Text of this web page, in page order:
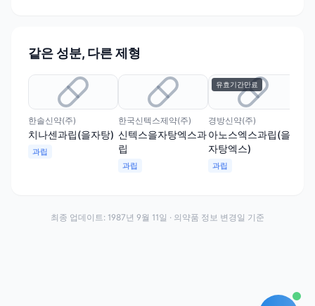
같은 성분, 다른 제형
한솔신약(주)
치나센과립(을자탕)
과립
한국신텍스제약(주)
신텍스을자탕엑스과
립
과립
유효기간만료
경방신약(주)
아노스엑스과립(을
자탕엑스)
과립
최종 업데이트: 1987년 9월 11일 · 의약품 정보 변경일 기준